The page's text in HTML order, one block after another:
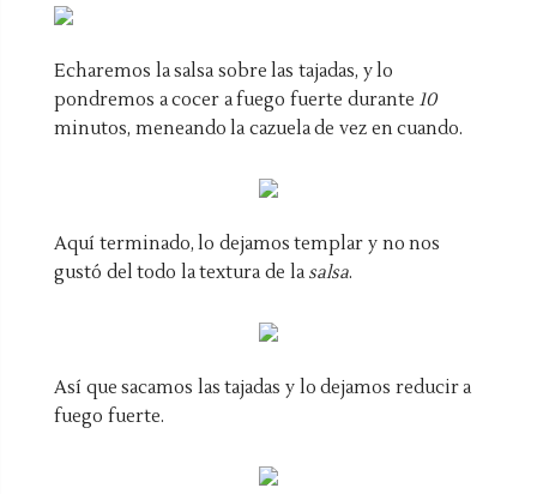
Echaremos la salsa sobre las tajadas, y lo
pondremos a cocer a fuego fuerte durante 10
minutos, meneando la cazuela de vez en cuando.
Aquí terminado, lo dejamos templar y no nos
gustó del todo la textura de la salsa.
Así que sacamos las tajadas y lo dejamos reducir a
fuego fuerte.